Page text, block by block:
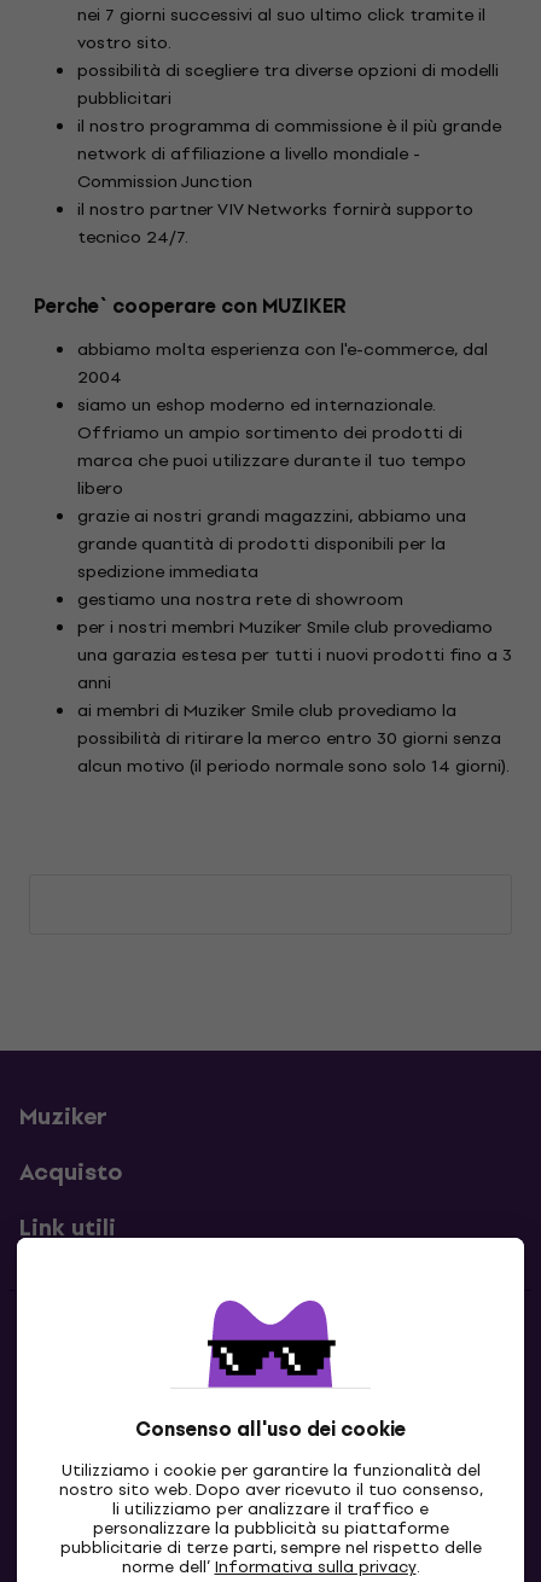
Consenso all'uso dei cookie
Utilizziamo i cookie per garantire la funzionalità del
nostro sito web. Dopo aver ricevuto il tuo consenso,
li utilizziamo per analizzare il traffico e
personalizzare la pubblicità su piattaforme
pubblicitarie di terze parti, sempre nel rispetto delle
norme dell’Informativa sulla privacy.
nei 7 giorni successivi al suo ultimo click tramite il
vostro sito.
possibilità di scegliere tra diverse opzioni di modelli
pubblicitari
il nostro programma di commissione è il più grande
network di affiliazione a livello mondiale -
Commission Junction
il nostro partner VIV Networks fornirà supporto
tecnico 24/7.
Perche` cooperare con MUZIKER
abbiamo molta esperienza con l'e-commerce, dal
2004
siamo un eshop moderno ed internazionale.
Offriamo un ampio sortimento dei prodotti di
marca che puoi utilizzare durante il tuo tempo
libero
grazie ai nostri grandi magazzini, abbiamo una
grande quantità di prodotti disponibili per la
spedizione immediata
gestiamo una nostra rete di showroom
per i nostri membri Muziker Smile club provediamo
una garazia estesa per tutti i nuovi prodotti fino a 3
anni
ai membri di Muziker Smile club provediamo la
possibilità di ritirare la merco entro 30 giorni senza
alcun motivo (il periodo normale sono solo 14 giorni).
Muziker
Acquisto
Link utili
Contatti
Contattaci